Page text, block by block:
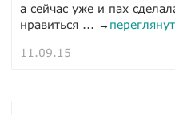
а сейчас уже и пах
нравиться ... →
11.09.15